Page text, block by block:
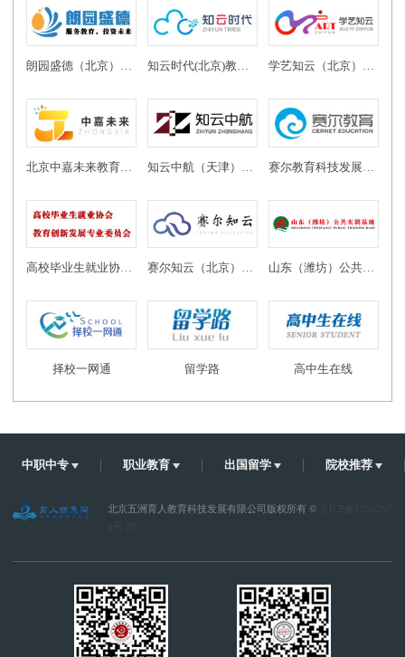
朗园盛德（北京）教育投资有限公司 知云时代(北京)教育科技有限公司 学艺知云（北京）教育科技有限公司
高校毕业生就业协会教育创新发展专业委员会 赛尔知云（北京）教育科技有限公司 山东（潍坊）公共实训基地
择校一网通 留学路 高中生在线
中职中专 职业教育 出国留学 院校推荐
北京五洲育人教育科技发展有限公司版权所有 ©
京ICP备1200207
4号-25